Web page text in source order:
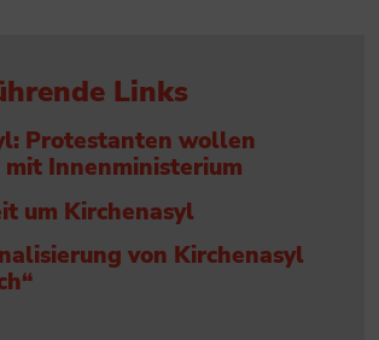
Links
Protestanten wollen
mit Innenministerium
um Kirchenasyl
von Kirchenasyl